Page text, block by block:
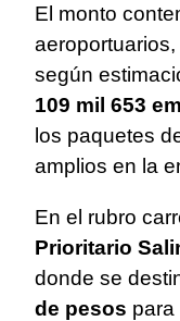
El monto
según
109 mil 653
los paquetes
amplios en la
En el rubro
Prioritario
donde se
de pesos para